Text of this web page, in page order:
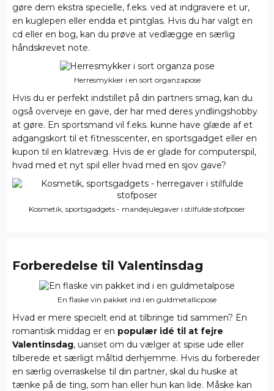
gøre dem ekstra specielle, f.eks. ved at indgravere et ur,
en kuglepen eller endda et pintglas. Hvis du har valgt en
cd eller en bog, kan du prøve at vedlægge en særlig
håndskrevet note.
Herresmykker i en sort organzapose
Hvis du er perfekt indstillet på din partners smag, kan du
også overveje en gave, der har med deres yndlingshobby
at gøre. En sportsmand vil f.eks. kunne have glæde af et
adgangskort til et fitnesscenter, en sportsgadget eller en
kupon til en klatrevæg. Hvis de er glade for computerspil,
hvad med et nyt spil eller hvad med en sjov gave?
Kosmetik, sportsgadgets - mandejulegaver i stilfulde stofposer
Forberedelse til Valentinsdag
En flaske vin pakket ind i en guldmetallicpose
Hvad er mere specielt end at tilbringe tid sammen? En
romantisk middag er en populær idé til at fejre
Valentinsdag, uanset om du vælger at spise ude eller
tilberede et særligt måltid derhjemme. Hvis du forbereder
en særlig overraskelse til din partner, skal du huske at
tænke på de ting, som han eller hun kan lide. Måske kan